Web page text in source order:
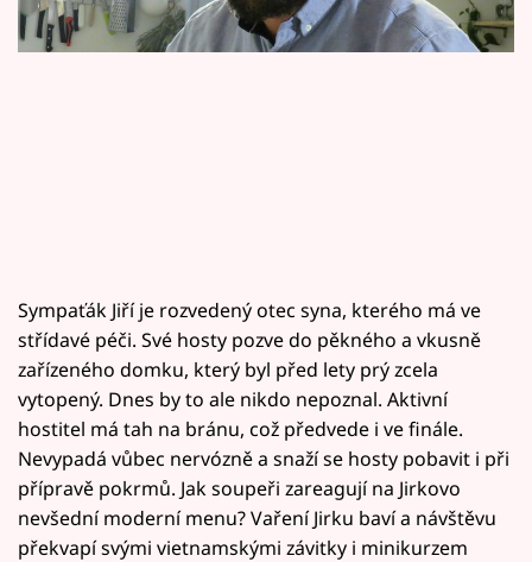
Sledujte prima+
Přihlášení
Sledujte nás
Sympaťák Jiří je rozvedený otec syna, kterého má ve
střídavé péči. Své hosty pozve do pěkného a vkusně
zařízeného domku, který byl před lety prý zcela
vytopený. Dnes by to ale nikdo nepoznal. Aktivní
hostitel má tah na bránu, což předvede i ve finále.
Nevypadá vůbec nervózně a snaží se hosty pobavit i při
přípravě pokrmů. Jak soupeři zareagují na Jirkovo
nevšední moderní menu? Vaření Jirku baví a návštěvu
překvapí svými vietnamskými závitky i minikurzem